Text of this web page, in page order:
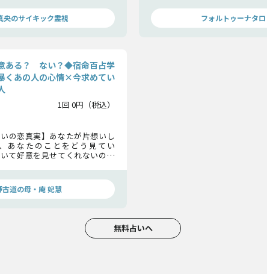
央のサイキック霊視 フォルトゥーナタ
ある？ ない？◆宿命百占学
くあの人の心情×今求めてい
1回 0円（税込）
の恋真実】あなたが片想いし
あなたのことをどう見てい
て好意を見せてくれないのは
。
古道の母・庵 妃慧
無料占いへ